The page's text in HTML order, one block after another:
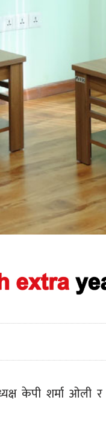
केपी शर्मा ओली र